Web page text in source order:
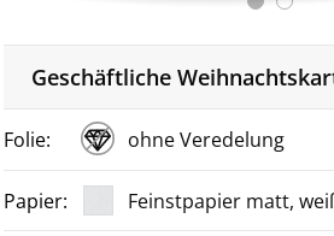
Geschäftliche
ohne Veredelung
Feinstpapier matt,